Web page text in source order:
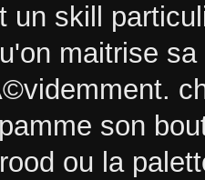
un skill
maitrise
son
ou la